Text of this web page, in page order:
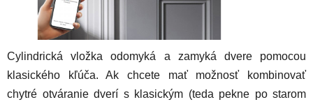
Cylindrická vložka odomyká a zamyká dvere pomocou
klasického kľúča. Ak chcete mať možnosť kombinovať
chytré otváranie dverí s klasickým (teda pekne po starom